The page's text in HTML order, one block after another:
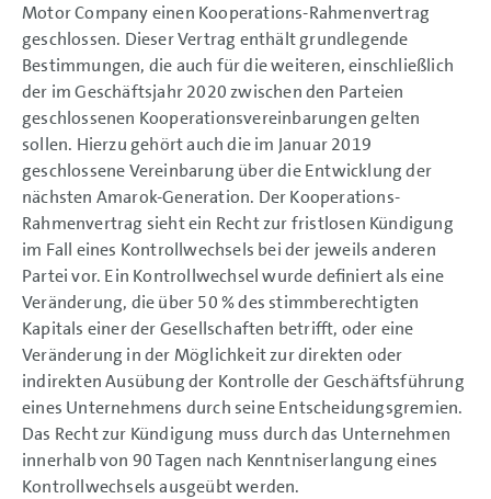
Motor Company einen Kooperations-Rahmenvertrag
geschlossen. Dieser Vertrag enthält grundlegende
Bestimmungen, die auch für die weiteren, einschließlich
der im Geschäftsjahr 2020 zwischen den Parteien
geschlossenen Kooperationsvereinbarungen gelten
sollen. Hierzu gehört auch die im Januar 2019
geschlossene Vereinbarung über die Entwicklung der
nächsten Amarok-Generation. Der Kooperations-
Rahmenvertrag sieht ein Recht zur fristlosen Kündigung
im Fall eines Kontrollwechsels bei der jeweils anderen
Partei vor. Ein Kontrollwechsel wurde definiert als eine
Veränderung, die über 50 % des stimmberechtigten
Kapitals einer der Gesellschaften betrifft, oder eine
Veränderung in der Möglichkeit zur direkten oder
indirekten Ausübung der Kontrolle der Geschäftsführung
eines Unternehmens durch seine Entscheidungsgremien.
Das Recht zur Kündigung muss durch das Unternehmen
innerhalb von 90 Tagen nach Kenntniserlangung eines
Kontrollwechsels ausgeübt werden.